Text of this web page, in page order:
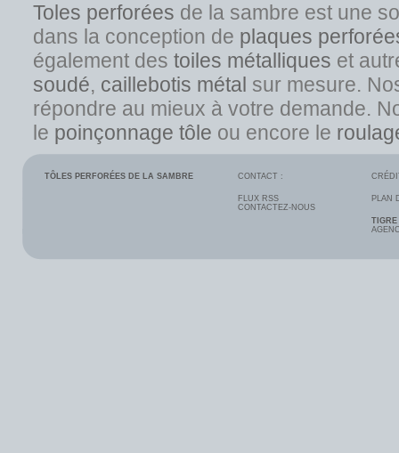
Toles perforées de la sambre est une
dans la conception de plaques
également destoiles métalliques et
soudé, caillebotis métal sur mesure.
répondre au mieux à votre demande.
le poinçonnage tôle ou encore le
TÔLES PERFORÉES DE LA SAMBRE CONTACT :
FLUX RSS
CONTACTEZ-NOUS
PLAN